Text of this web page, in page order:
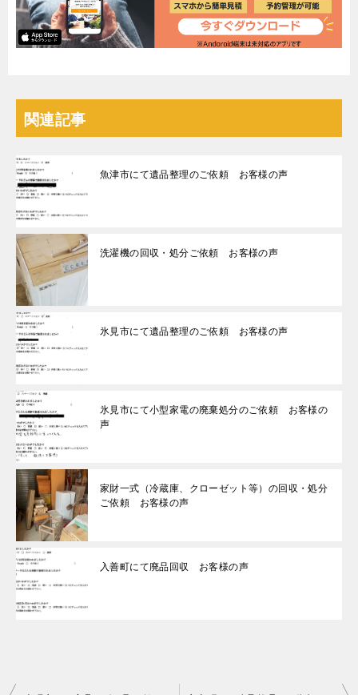
関連記事
魚津市にて遺品整理のご依頼 お客様の声
洗濯機の回収・処分ご依頼 お客様の声
氷見市にて遺品整理のご依頼 お客様の声
氷見市にて小型家電の廃棄処分のご依頼 お客様の
声
家財一式（冷蔵庫、クローゼット等）の回収・処分
ご依頼 お客様の声
入善町にて廃品回収 お客様の声